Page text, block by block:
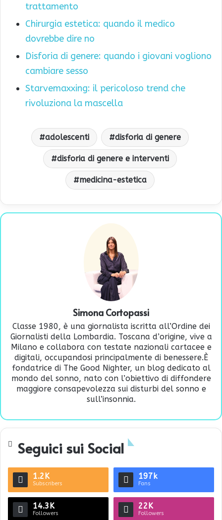
trattamento
Chirurgia estetica: quando il medico
dovrebbe dire no
Disforia di genere: quando i giovani vogliono
cambiare sesso
Starvemaxxing: il pericoloso trend che
rivoluziona la mascella
adolescenti disforia di genere
disforia di genere e interventi
medicina-estetica
Simona Cortopassi
Classe 1980, è una giornalista iscritta all’Ordine dei
Giornalisti della Lombardia. Toscana d’origine, vive a
Milano e collabora con testate nazionali cartacee e
digitali, occupandosi principalmente di benessere.È
fondatrice di The Good Nighter, un blog dedicato al
mondo del sonno, nato con l’obiettivo di diffondere
maggiore consapevolezza sui disturbi del sonno e
sull’insonnia.
Seguici sui Social
1.2K
Subscribers
197k
Fans
14.3K
Followers
22K
Followers